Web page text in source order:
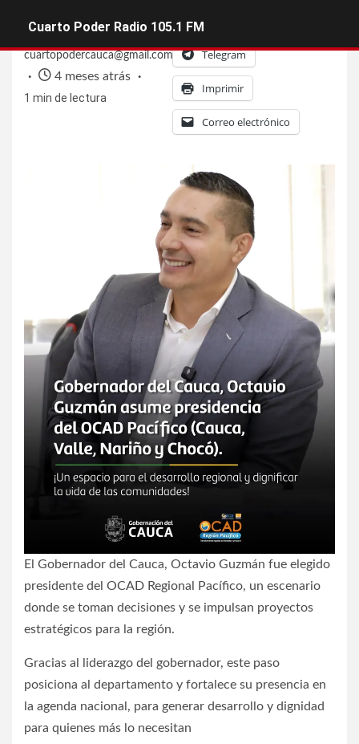
Cuarto Poder Radio 105.1 FM
cuartopodercauca@gmail.com
4 meses atrás
1 min de lectura
WhatsApp
Telegram
Imprimir
Correo electrónico
El Gobernador del Cauca, Octavio Guzmán fue elegido
presidente del OCAD Regional Pacífico, un escenario
donde se toman decisiones y se impulsan proyectos
estratégicos para la región.
Gracias al liderazgo del gobernador, este paso
posiciona al departamento y fortalece su presencia en
la agenda nacional, para generar desarrollo y dignidad
para quienes más lo necesitan